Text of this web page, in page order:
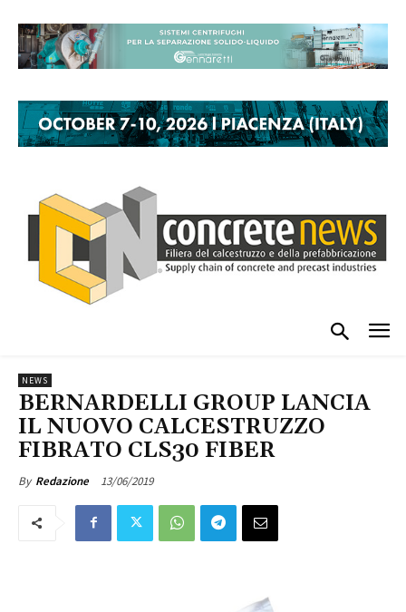
NEWS
BERNARDELLI GROUP LANCIA
IL NUOVO CALCESTRUZZO
FIBRATO CLS30 FIBER
By Redazione 13/06/2019